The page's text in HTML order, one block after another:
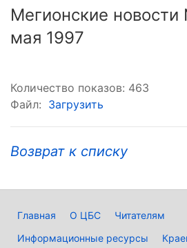
Мегионские
мая 1997
Количество показов: 463
Файл: Загрузить
Возврат к списку
Главная О ЦБС
Читателям
Информационные ресурсы